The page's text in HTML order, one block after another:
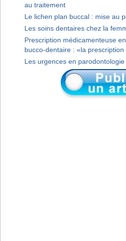
au traitement
Le lichen plan buccal : mise au
Les soins dentaires chez la
Prescription médicamenteuse
bucco-dentaire : «la
Les urgences en parodontologie